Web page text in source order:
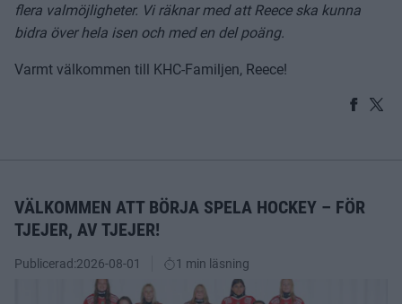
flera valmöjligheter. Vi räknar med att Reece ska kunna
bidra över hela isen och med en del poäng.
Varmt välkommen till KHC-Familjen, Reece!
VÄLKOMMEN ATT BÖRJA SPELA HOCKEY – FÖR
TJEJER, AV TJEJER!
Publicerad:2026-08-01 1 min läsning